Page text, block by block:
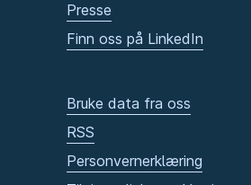
Presse
Finn oss på LinkedIn
Bruke data fra oss
RSS
Personvernerklæring